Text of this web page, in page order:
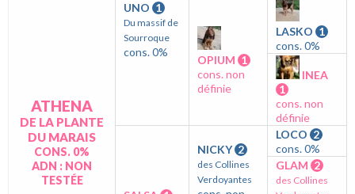
ATHENA
DE LA PLANTE
DU MARAIS
CONS. 0%
ADN : NON
TESTÉE
UNO 1
Du massif de
Sourroque
cons. 0%
OPIUM 1
cons. non
définie
LASKO 1
cons. 0%
INEA
1
cons. non
définie
NICKY 2
des Collines
Verdoyantes
LOCO 2
cons. 0%
GLAM 2
des Collines